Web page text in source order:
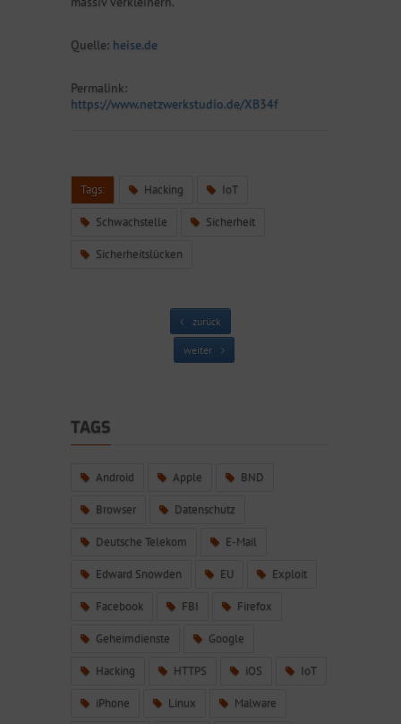
Quelle: heise.de
Permalink:
https://www.netzwerkstudio.de/XB34f
Tags: Hacking IoT
Schwachstelle Sicherheit
Sicherheitslücken
zurück
weiter
TAGS
Android Apple BND
Browser Datenschutz
Deutsche Telekom E-Mail
Edward Snowden EU Exploit
Facebook FBI Firefox
Geheimdienste Google
Hacking HTTPS iOS IoT
iPhone Linux Malware